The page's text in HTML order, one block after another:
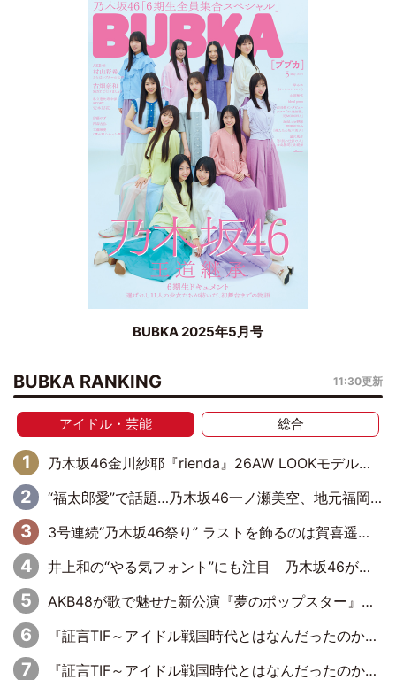
BUBKA 2025年5月号
BUBKA RANKING 11:30更新
アイドル・芸能 総合
乃木坂46金川紗耶『rienda』26AW LOOKモデルに就任
“福太郎愛”で話題…乃木坂46一ノ瀬美空、地元福岡『めんべい25周年トップサポーター』に就任
3号連続“乃木坂46祭り” ラストを飾るのは賀喜遥香…5年ぶりの登場に「5年分大人になった私を見ていただけたら」
井上和の“やる気フォント”にも注目 乃木坂46が挑んだ書道パフォーマンスの舞台裏
AKB48が歌で魅せた新公演『夢のポップスター』 初日から全身全霊のステージ
『証言TIF～アイドル戦国時代とはなんだったのか～』第6回：でんぱ組.inc・古川未鈴×相沢梨紗「『ハロプロやりたかったな』って言ったら、夢眠ねむさんに『てめえはでんぱ組．incなんだよ！』って肩パンされて(笑)」
『証言TIF～アイドル戦国時代とはなんだったのか～』第11回：私立恵比寿中学・真山りか×安本彩花「TIFで10年ぶりのキョンシーメイクをしたら、場を完全に引かせてしまって。時代が変わったんだなって」